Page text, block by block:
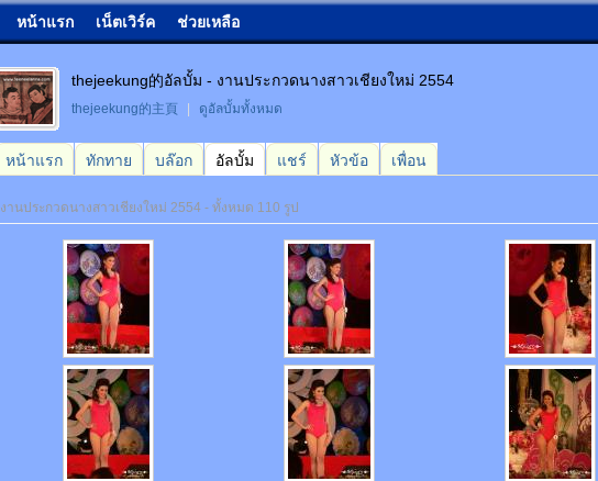
หน้าแรก เน็ตเวิร์ค ช่วยเหลือ
thejeekung的อัลบั้ม - งานประกวดนางสาวเชียงใหม่ 2554
thejeekung的主頁 ดูอัลบั้มทั้งหมด
หน้าแรก ทักทาย บล๊อก อัลบั้ม แชร์ หัวข้อ เพื่อน
งานประกวดนางสาวเชียงใหม่ 2554 - ทั้งหมด 110 รูป